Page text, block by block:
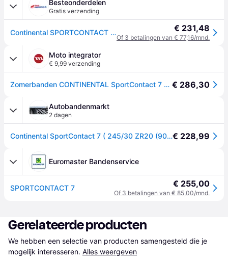
Besteonderdelen
Gratis verzending
Continental SPORTCONTACT 7 245/30 R20 90Y personenwagen Zomerbanden Banden 03113940000 € 231,48
Of 3 betalingen van € 77,16/mnd.
Moto integrator
€ 9,99 verzending
Zomerbanden CONTINENTAL SportContact 7 245/30R20 XL 90Y € 286,30
Autobandenmarkt
2 dagen
Continental SportContact 7 ( 245/30 ZR20 (90Y) XL EVc, met velgrandbescherming )€ 228,99
Euromaster Bandenservice
SPORTCONTACT 7 € 255,00
Of 3 betalingen van € 85,00/mnd.
Gerelateerde producten
We hebben een selectie van producten samengesteld die je
mogelijk interesseren. Alles weergeven